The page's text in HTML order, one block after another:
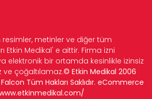
resimler, metinler ve diğer tüm
Etkin Medikal' e aittir. Firma izni
elektronik bir ortamda kesinlikle izinsiz
ve çoğaltılamaz.© Etkin Medikal 2006
Tüm Hakları Saklıdır. eCommerce